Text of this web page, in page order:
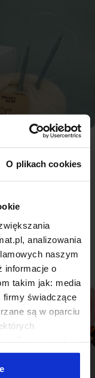
O plikach cookies
analizowania
naszym
informacje o
takim jak: media
firmy świadczące
są w oparciu
i przetwarzane są
z których listą